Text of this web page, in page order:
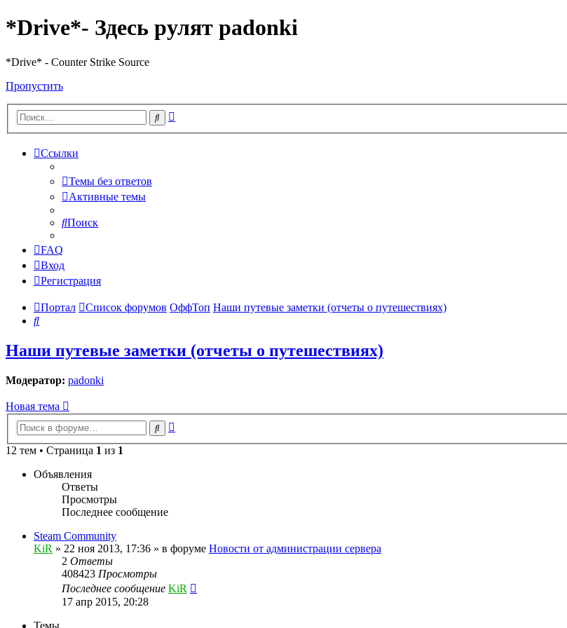
*Drive*- Здесь рулят padonki
*Drive* - Counter Strike Source
Пропустить
Поиск
Ссылки
Темы без ответов
Активные темы
Поиск
FAQ
Вход
Регистрация
Портал Список форумов ОффТоп Наши путевые заметки (отчеты о путешествиях)
Поиск
Наши путевые заметки (отчеты о путешествиях)
Модератор: padonki
Новая тема
Поиск
12 тем • Страница 1 из 1
Объявления
Ответы
Просмотры
Последнее сообщение
Steam Community
KiR » 22 ноя 2013, 17:36 » в форуме Новости от администрации сервера
2 Ответы
408423 Просмотры
Последнее сообщение KiR
17 апр 2015, 20:28
Темы